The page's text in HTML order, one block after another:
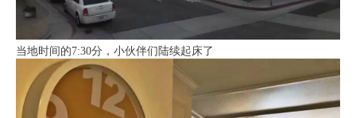
当地时间的7:30分，小伙伴们陆续起床了